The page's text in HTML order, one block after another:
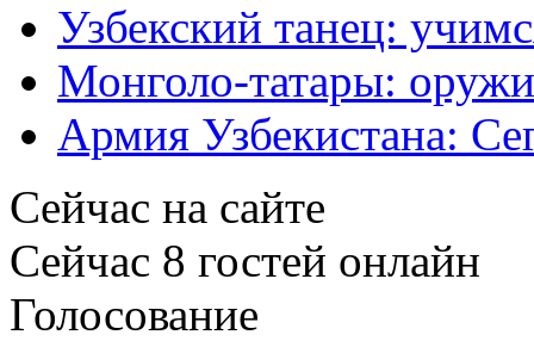
Узбекский танец:
Монголо-татары:
Армия Узбекистана:
Сейчас на сайте
Сейчас 8 гостей онлайн
Голосование